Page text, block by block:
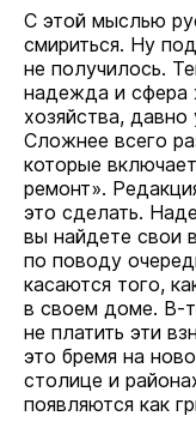
С этой мыслью
смириться. Ну
не получилось.
надежда и сфера
хозяйства,
Сложнее всего
которые
ремонт».
это сделать.
вы найдете свои
по поводу
касаются того,
в своем доме. В-
не платить эти
это бремя на
столице и
появляются как